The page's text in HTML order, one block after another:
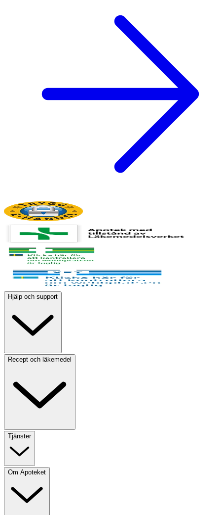
Hjälp och support
Recept och läkemedel
Tjänster
Om Apoteket